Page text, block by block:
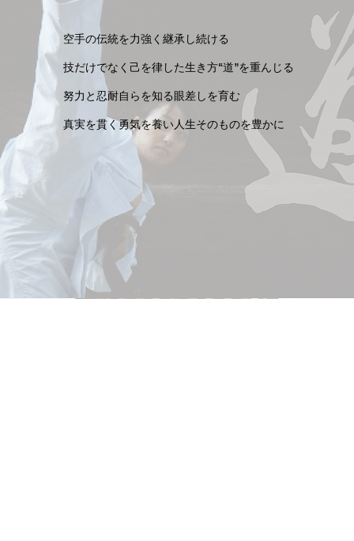
空手の伝統を力強く継承し続ける
技だけでなく己を律した生き方“道”を重んじる
努力と忍耐自らを知る眼差しを育む
真実を貫く勇気を養い人生そのものを豊かに